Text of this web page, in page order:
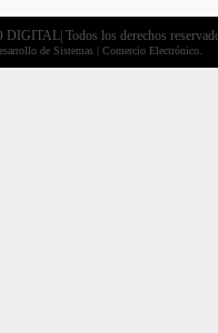
Todos los derechos
de Sistemas | Comercio Electrónico.